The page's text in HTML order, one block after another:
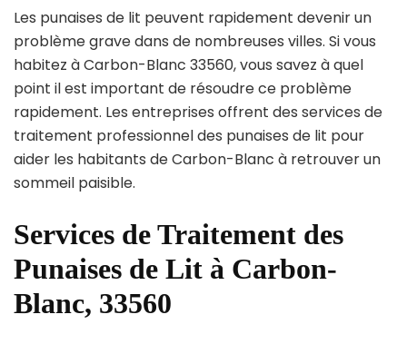
Les punaises de lit peuvent rapidement devenir un
problème grave dans de nombreuses villes. Si vous
habitez à Carbon-Blanc 33560, vous savez à quel
point il est important de résoudre ce problème
rapidement. Les entreprises offrent des services de
traitement professionnel des punaises de lit pour
aider les habitants de Carbon-Blanc à retrouver un
sommeil paisible.
Services de Traitement des
Punaises de Lit à Carbon-
Blanc, 33560